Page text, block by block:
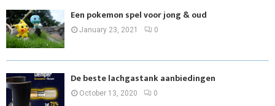
Een pokemon spel voor jong & oud
January 23, 2021 0
De beste lachgastank aanbiedingen
October 13, 2020 0